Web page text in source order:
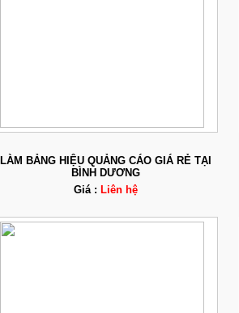
LÀM BẢNG HIỆU QUẢNG CÁO GIÁ RẺ TẠI
BÌNH DƯƠNG
Giá : Liên hệ